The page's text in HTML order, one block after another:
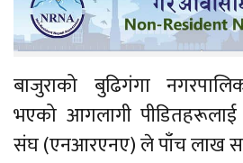
बाजुराको बुढिगंगा
भएको आगलागी
संघ (एनआरएनए) ले पाँच लाख